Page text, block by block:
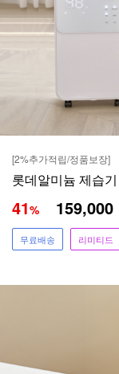
[2%추가적립/정품보장]
롯데알미늄 제습
41% 159,000
무료배송 리미티드